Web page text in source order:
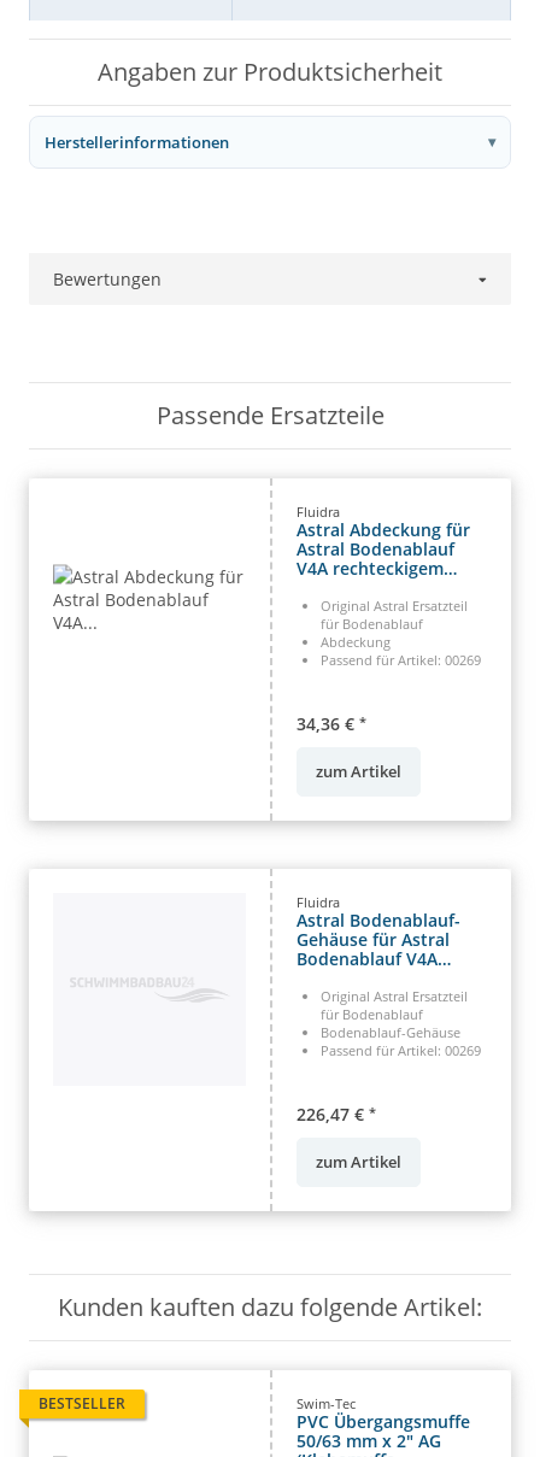
Angaben zur Produktsicherheit
Herstellerinformationen
Bewertungen
Passende Ersatzteile
Fluidra
Astral Abdeckung für
Astral Bodenablauf
V4A rechteckigem
4402020602)
Original Astral Ersatzteil
für Bodenablauf
Abdeckung
Passend für Artikel: 00269
34,36 € *
zum Artikel
Fluidra
Astral Bodenablauf-
Gehäuse für Astral
Bodenablauf V4A
Antiwirbeldeck (HAN
00269R0100)
Original Astral Ersatzteil
für Bodenablauf
Bodenablauf-Gehäuse
Passend für Artikel: 00269
226,47 € *
zum Artikel
Kunden kauften dazu folgende Artikel:
BESTSELLER Swim-Tec
PVC Übergangsmuffe
50/63 mm x 2" AG